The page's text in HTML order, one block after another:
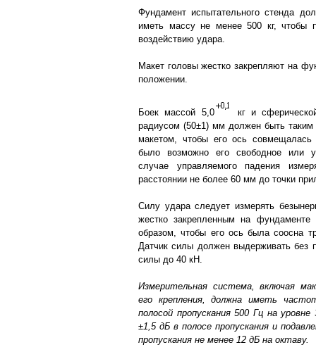
Фундамент испытательного стенда
иметь массу не менее 500 кг, чтобы
воздействию удара.
Макет головы жестко закрепляют на
положении.
Боек массой 5,0
кг и
радиусом (50±1) мм должен быть
макетом, чтобы его ось
было возможно его свободное или
случае управляемого падения
расстоянии не более 60 мм до точки
Силу удара следует измерять
жестко закрепленным на
образом, чтобы его ось была соосна
Датчик силы должен выдерживать без
силы до 40 кН.
Измерительная система, включая
его крепления, должна иметь
полосой пропускания 500 Гц на
±1,5 дБ в полосе пропускания и
пропускания не менее 12 дБ на октаву.